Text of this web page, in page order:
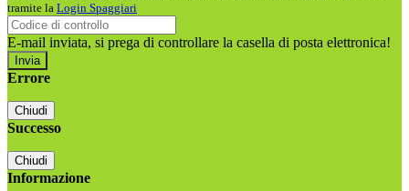
tramite la Login Spaggiari
E-mail inviata, si prega di controllare la casella di posta elettronica!
Errore
Chiudi
Successo
Chiudi
Informazione